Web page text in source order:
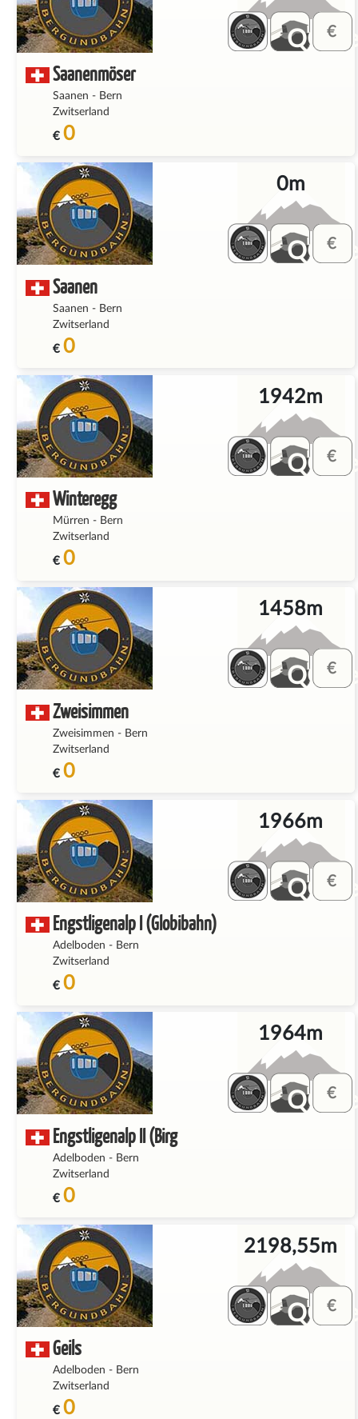
Saanenmöser
Saanen - Bern
Zwitserland
€ 0
Saanen
Saanen - Bern
Zwitserland
€ 0
0m
Winteregg
Mürren - Bern
Zwitserland
€ 0
1942m
Zweisimmen
Zweisimmen - Bern
Zwitserland
€ 0
1458m
Engstligenalp I (Globibahn)
Adelboden - Bern
Zwitserland
€ 0
1966m
Engstligenalp II (Birg
Adelboden - Bern
Zwitserland
€ 0
1964m
Geils
Adelboden - Bern
Zwitserland
€ 0
2198,55m